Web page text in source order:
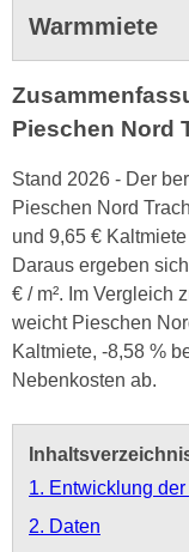
Warmmiete
Pieschen Nord
Stand 2026 - Der
Pieschen Nord
und 9,65 €
Daraus ergeben
€ / m². Im Vergleich
weicht Pieschen
Kaltmiete, -8,58 %
Nebenkosten ab.
1. Entwicklung
2. Daten